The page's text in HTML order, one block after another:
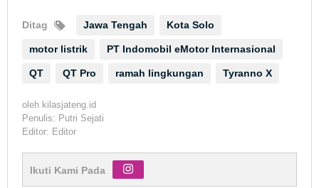
Ditag Jawa Tengah Kota Solo
motor listrik PT Indomobil eMotor Internasional
QT QT Pro ramah lingkungan Tyranno X
oleh kilasjateng.id
Penulis: Putri Sejati
Editor: Editor
Ikuti Kami Pada